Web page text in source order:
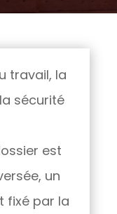
travail, la
sécurité
est
un
fixé par la